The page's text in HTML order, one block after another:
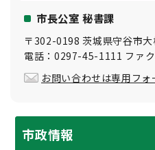
市長公室 秘書課
〒302-0198 茨城県守谷市
電話：0297-45-1111 ファ
お問い合わせは専用フォ
市政情報